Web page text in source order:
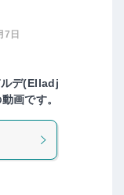
7日
デ(Elladj
画です。